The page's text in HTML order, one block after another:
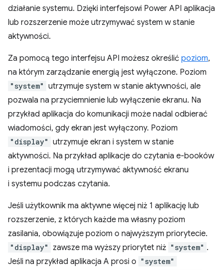
działanie systemu. Dzięki interfejsowi Power API aplikacja
lub rozszerzenie może utrzymywać system w stanie
aktywności.
Za pomocą tego interfejsu API możesz określić poziom,
na którym zarządzanie energią jest wyłączone. Poziom
"system" utrzymuje system w stanie aktywności, ale
pozwala na przyciemnienie lub wyłączenie ekranu. Na
przykład aplikacja do komunikacji może nadal odbierać
wiadomości, gdy ekran jest wyłączony. Poziom
"display" utrzymuje ekran i system w stanie
aktywności. Na przykład aplikacje do czytania e-booków
i prezentacji mogą utrzymywać aktywność ekranu
i systemu podczas czytania.
Jeśli użytkownik ma aktywne więcej niż 1 aplikację lub
rozszerzenie, z których każde ma własny poziom
zasilania, obowiązuje poziom o najwyższym priorytecie.
"display" zawsze ma wyższy priorytet niż "system" .
Jeśli na przykład aplikacja A prosi o "system"